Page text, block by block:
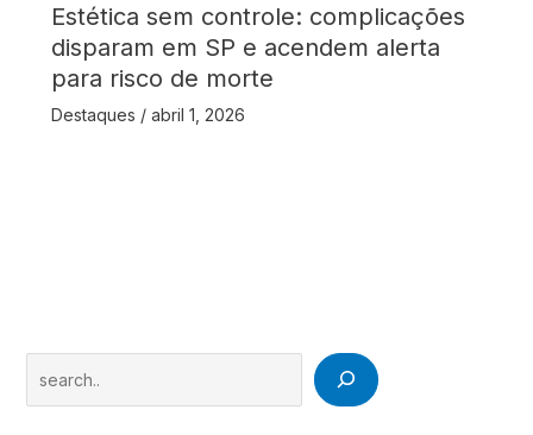
Estética sem controle: complicações
disparam em SP e acendem alerta
para risco de morte
Destaques / abril 1, 2026